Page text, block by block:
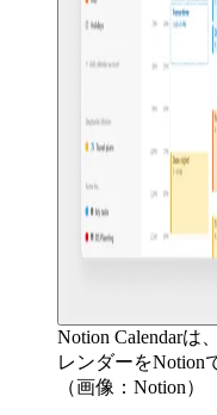
Notion Calendarは
レンダーをNotion
（画像：Notion）